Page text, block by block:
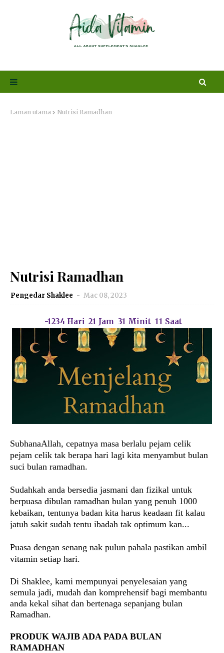
Laman utama Nutrisi Ramadhan
Nutrisi Ramadhan
Pengedar Shaklee Mac 08, 2023
-1234Hari 21 Jam 31Minit 10 Saat
SubhanaAllah, cepatnya masa berlalu pejam celik
pejam celik tak berapa hari lagi kita menyambut bulan
suci bulan ramadhan.
Sudahkah anda bersedia jasmani dan fizikal untuk
berpuasa dibulan ramadhan bulan yang penuh 1000
kebaikan, tentunya badan kita harus keadaan fit kalau
jatuh sakit sudah tentu ibadah tak optimum kan...
Puasa dengan senang nak pulun pahala pastikan ambil
vitamin setiap hari.
Di Shaklee, kami mempunyai penyelesaian yang
semula jadi, mudah dan komprehensif bagi membantu
anda kekal sihat dan bertenaga sepanjang bulan
Ramadhan.
PRODUK WAJIB ADA PADA BULAN
RAMADHAN